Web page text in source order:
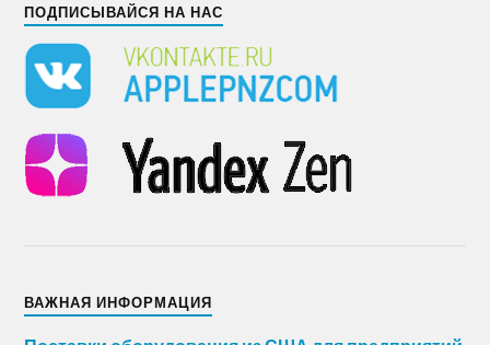
ПОДПИСЫВАЙСЯ НА НАС
ВАЖНАЯ ИНФОРМАЦИЯ